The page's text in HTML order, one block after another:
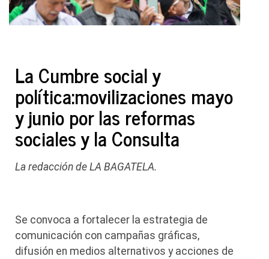
La Cumbre social y
política:movilizaciones mayo
y junio por las reformas
sociales y la Consulta
La redacción de LA BAGATELA.
Se convoca a fortalecer la estrategia de
comunicación con campañas gráficas,
difusión en medios alternativos y acciones de